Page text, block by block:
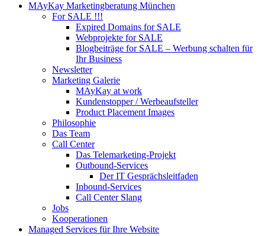
MAyKay Marketingberatung München
For SALE !!!
Expired Domains for SALE
Webprojekte for SALE
Blogbeiträge for SALE – Werbung schalten für
Ihr Business
Newsletter
Marketing Galerie
MAyKay at work
Kundenstopper / Werbeaufsteller
Product Placement Images
Philosophie
Das Team
Call Center
Das Telemarketing-Projekt
Outbound-Services
Der IT Gesprächsleitfaden
Inbound-Services
Call Center Slang
Jobs
Kooperationen
Managed Services für Ihre Website